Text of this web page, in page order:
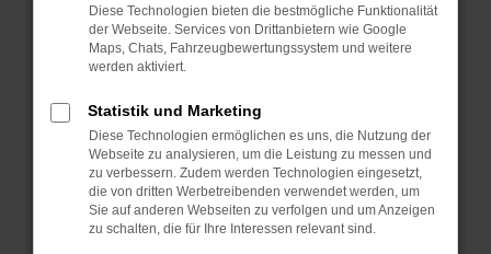
können das Laden bestimmter Seiten
verhindern. Funktioniert die Seite in einem
anderen Browser oder in einem privaten
Starte dein Gerät neu.
Das kann manchmal helfen,
vorübergehende Probleme zu beheben.
Stelle sicher, dass dein Browser und dein
Betriebssystem auf dem neuesten Stand
Diese Technologien bieten die bestmögliche Funktionalität
der Webseite. Services von Drittanbietern wie Google
Maps, Chats, Fahrzeugbewertungssystem und weitere
werden aktiviert.
Statistik und Marketing
Diese Technologien ermöglichen es uns, die Nutzung der
Webseite zu analysieren, um die Leistung zu messen und
zu verbessern. Zudem werden Technologien eingesetzt,
die von dritten Werbetreibenden verwendet werden, um
Sie auf anderen Webseiten zu verfolgen und um Anzeigen
zu schalten, die für Ihre Interessen relevant sind.